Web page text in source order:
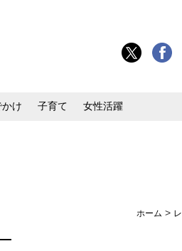
け 子育て 女性活躍
ホーム >